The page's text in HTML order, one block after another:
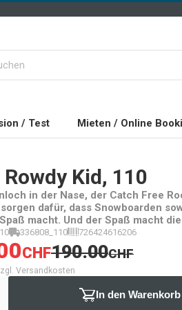
/ Test Mieten / Online
Rowdy Kid, 110
in der Nase, der Catch Free
dafür, dass Snowboarden
macht. Und der Spaß macht
336808_110 726424616206
CHF190.00CHF
Versandkosten
In den Warenkorb